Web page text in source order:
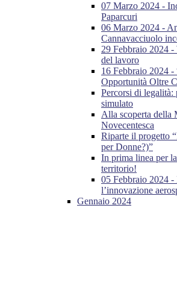
07 Marzo 2024 -
Paparcuri
06 Marzo 2024 -
Cannavacciuolo
29 Febbraio 2024
del lavoro
16 Febbraio 2024 -
Opportunità Oltre
Percorsi di legalità:
simulato
Alla scoperta della
Novecentesca
Riparte il progetto
per Donne?)”
In prima linea per
territorio!
05 Febbraio 2024
l’innovazione
Gennaio 2024